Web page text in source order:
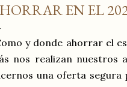
EN EL
y donde ahorrar el
nos realizan nuestros
una oferta